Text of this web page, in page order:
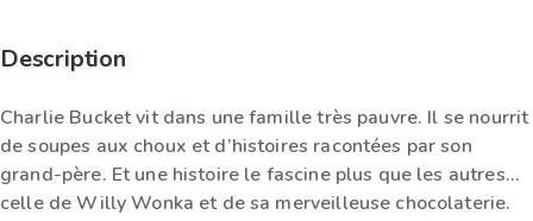
Description
Charlie Bucket vit dans une famille très pauvre. Il se nourrit
de soupes aux choux et d’histoires racontées par son
grand-père. Et une histoire le fascine plus que les autres…
celle de Willy Wonka et de sa merveilleuse chocolaterie.